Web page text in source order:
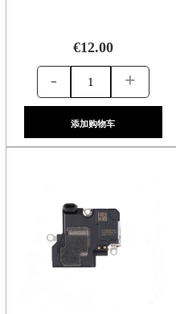
€12.00
- +
添加购物车